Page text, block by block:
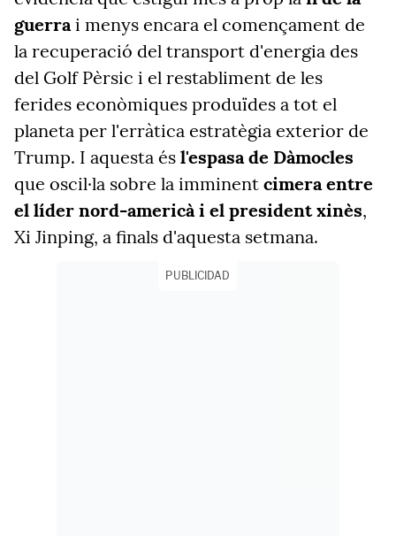
guerrai menys encara el començament de
la recuperació del transport d'energia des
del Golf Pèrsic i el restabliment de les
ferides econòmiques produïdes a tot el
planeta per l'erràtica estratègia exterior de
Trump. I aquesta és l'espasa de Dàmocles
que oscil·la sobre la imminent cimera entre
el líder nord-americà i el president xinès,
Xi Jinping, a finals d'aquesta setmana.
PUBLICIDAD